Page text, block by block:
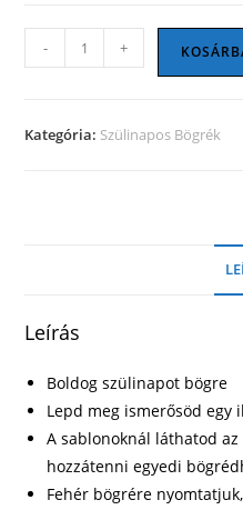
Szülinapos
bögre
mennyiség
- +
Kategória: Szülinapos Bögrék
Leírás
Boldog szülinapot bögre
Lepd meg ismerősöd egy
A sablonoknál láthatod
hozzátenni egyedi
Fehér bögrére